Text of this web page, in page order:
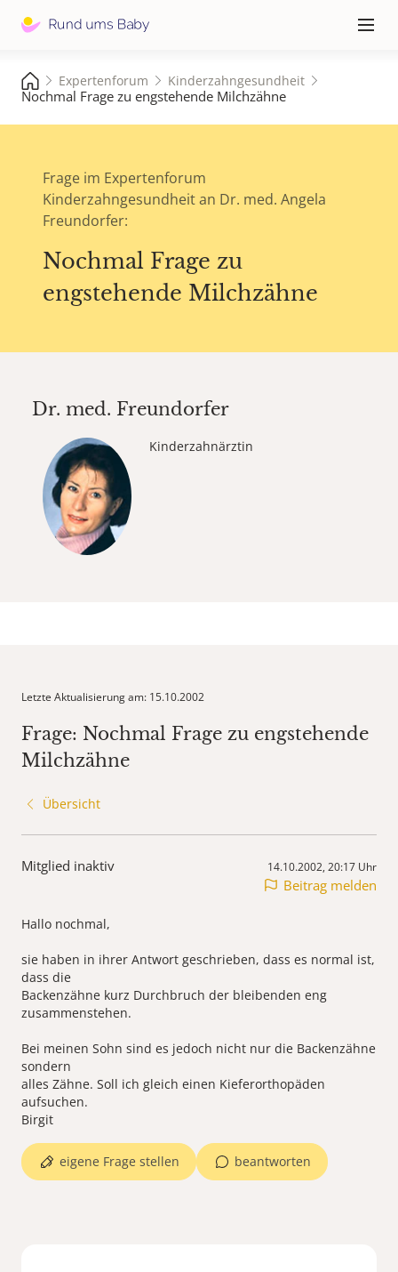
≡
Expertenforum Kinderzahngesundheit
Nochmal Frage zu engstehende Milchzähne
Frage im Expertenforum
Kinderzahngesundheit an Dr. med. Angela
Freundorfer:
Nochmal Frage zu
engstehende Milchzähne
Dr. med. Freundorfer
Kinderzahnärztin
Letzte Aktualisierung am: 15.10.2002
Frage: Nochmal Frage zu engstehende
Milchzähne
Übersicht
Mitglied inaktiv 14.10.2002, 20:17 Uhr
Beitrag melden
Hallo nochmal,
sie haben in ihrer Antwort geschrieben, dass es normal ist,
dass die
Backenzähne kurz Durchbruch der bleibenden eng
zusammenstehen.
Bei meinen Sohn sind es jedoch nicht nur die Backenzähne
sondern
alles Zähne. Soll ich gleich einen Kieferorthopäden
aufsuchen.
Birgit
beantworten
eigene Frage stellen